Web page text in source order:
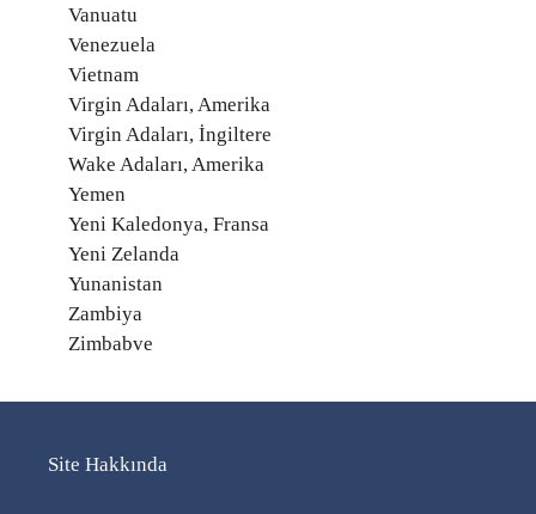
Vanuatu
Venezuela
Vietnam
Virgin Adaları, Amerika
Virgin Adaları, İngiltere
Wake Adaları, Amerika
Yemen
Yeni Kaledonya, Fransa
Yeni Zelanda
Yunanistan
Zambiya
Zimbabve
Site Hakkında